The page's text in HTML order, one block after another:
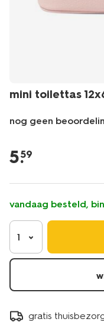
mini toilettas
nog geen
gezond/make-
up/make-
accessoires/tassen/
toilettas-
12x6cm-
roze-
11890761.html
5.
59
vandaag besteld,
1
gratis